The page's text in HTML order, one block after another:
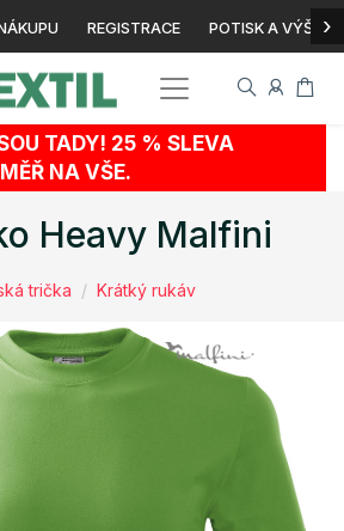
REGISTRACE POTISK A ›
TADY! 25 % SLEVA
NA VŠE.
Heavy Malfini
trička Krátký rukáv